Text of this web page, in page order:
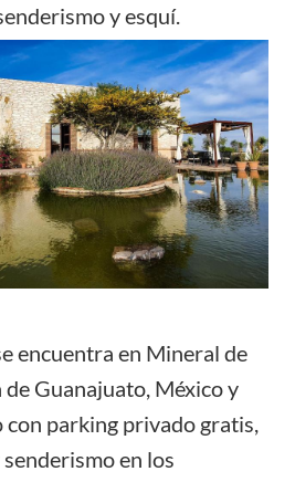
y esquí.
encuentra en Mineral de
de Guanajuato, México y
parking privado gratis,
en los